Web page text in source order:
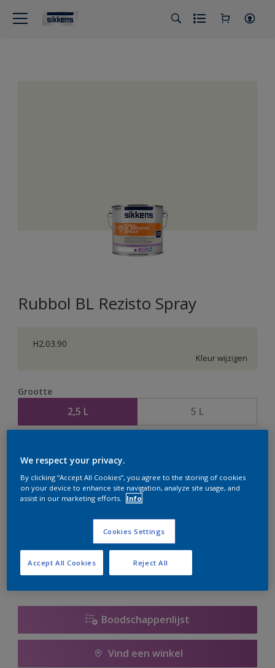
Rubbol BL Rezisto Spray
H2.03.90
Kleur wijzigen
Grootte
2,5 L 5 L
te bestellen. Houd de website in de gaten, we werken
er hard aan om de voorraad aan te vullen.
Boodschappenlijst
Vind een winkel
We respect your privacy.
By clicking “Accept All Cookies”, you agree to the storing of cookies
on your device to enhance site navigation, analyze site usage, and
assist in our marketing efforts.
Info
Cookies Settings
Reject All
Accept All Cookies